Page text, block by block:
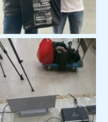
Instalasi Starlink Gen 3
Untuk Koneksi Internet
Area Terbuka